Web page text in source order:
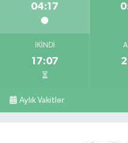
04:17
İKINDI
17:07
Aylık Vakitler